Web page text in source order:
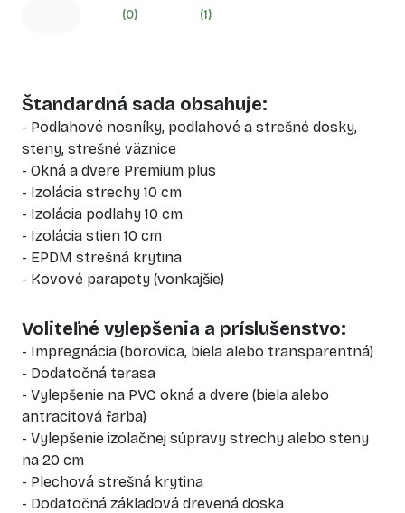
(0) (1)
Štandardná sada obsahuje:
- Podlahové nosníky, podlahové a strešné dosky,
steny, strešné väznice
- Okná a dvere Premium plus
- Izolácia strechy 10 cm
- Izolácia podlahy 10 cm
- Izolácia stien 10 cm
- EPDM strešná krytina
- Kovové parapety (vonkajšie)
Voliteľné vylepšenia a príslušenstvo:
- Impregnácia (borovica, biela alebo transparentná)
- Dodatočná terasa
- Vylepšenie na PVC okná a dvere (biela alebo
antracitová farba)
- Vylepšenie izolačnej súpravy strechy alebo steny
na 20 cm
- Plechová strešná krytina
- Dodatočná základová drevená doska